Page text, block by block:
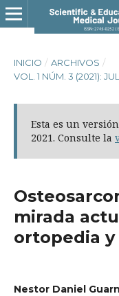
INICIO / ARCHIVOS /
VOL. 1 NÚM. 3 (2021):
Esta es un
2021. Consulte la
mirada
ortopedia
Nestor Daniel